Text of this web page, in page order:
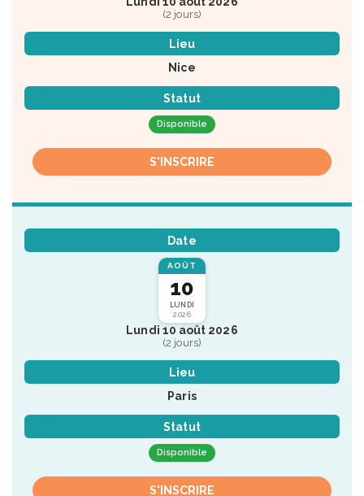
(2 jours)
Lieu
Nice
Statut
Disponible
S'INSCRIRE
Date
AOÛT
10
LUNDI
2026
Lundi 10 août 2026
(2 jours)
Lieu
Paris
Statut
Disponible
S'INSCRIRE